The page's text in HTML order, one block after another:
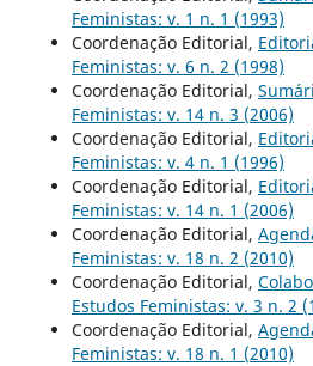
Feministas: v. 1 n. 1 (1993)
Coordenação Editorial,
Feministas: v. 6 n. 2 (1998)
Coordenação Editorial,
Feministas: v. 14 n. 3 (2006)
Coordenação Editorial,
Feministas: v. 4 n. 1 (1996)
Coordenação Editorial,
Feministas: v. 14 n. 1 (2006)
Coordenação Editorial,
Feministas: v. 18 n. 2 (2010)
Coordenação Editorial,
Estudos Feministas: v. 3 n. 2
Coordenação Editorial,
Feministas: v. 18 n. 1 (2010)